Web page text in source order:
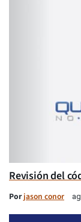
Revisión del
Porjason conor